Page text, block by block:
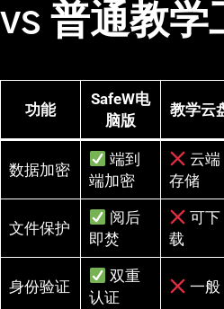
vs 普通教学
功能
SafeW电
脑版
教学云
数据加密
端到
端加密
云端
存储
文件保护
阅后
即焚
可下
载
身份验证
双重
认证
一般